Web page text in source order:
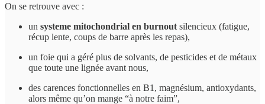
On se retrouve avec :
un systeme mitochondrial en burnout silencieux (fatigue,
récup lente, coups de barre après les repas),
un foie qui a géré plus de solvants, de pesticides et de métaux
que toute une lignée avant nous,
des carences fonctionnelles en B1, magnésium, antioxydants,
alors même qu’on mange “à notre faim”,